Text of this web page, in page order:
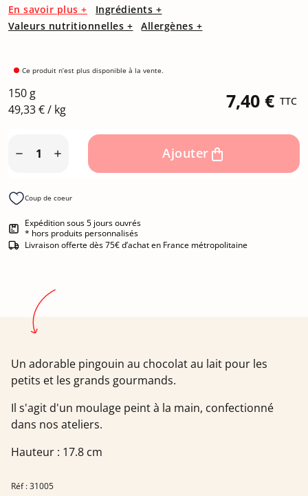
(13 avis)
En savoir plus +
Ingrédients +
Valeurs nutritionnelles +
Allergènes +
Ce produit n’est plus disponible à la vente.
150 g
49,33 € / kg
7,40 € TTC
  Ajouter
Coup de coeur
Expédition sous 5 jours ouvrés
* hors produits personnalisés
Livraison offerte dès 75€ d’achat en France métropolitaine
Un adorable pingouin au chocolat au lait pour les
petits et les grands gourmands.
Il s'agit d'un moulage peint à la main, confectionné
dans nos ateliers.
Hauteur : 17.8 cm
Réf : 31005